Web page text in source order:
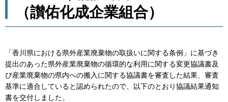
（讃佑化成企業組合）
「香川県における県外産業廃棄物の取扱いに関する条例」に基づき
提出のあった県外産業廃棄物の循環的な利用に関する変更協議書及
び産業廃棄物の県内への搬入に関する協議書を審査した結果、審査
基準に適合していると認められたので、以下のとおり協議結果通知
書を交付しました。